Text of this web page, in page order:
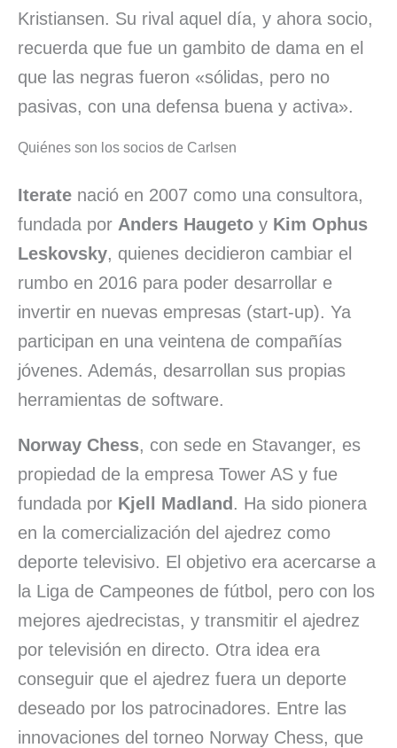
Kristiansen. Su rival aquel día, y ahora socio,
recuerda que fue un gambito de dama en el
que las negras fueron «sólidas, pero no
pasivas, con una defensa buena y activa».
Quiénes son los socios de Carlsen
Iterate nació en 2007 como una consultora,
fundada por Anders Haugeto y Kim Ophus
Leskovsky, quienes decidieron cambiar el
rumbo en 2016 para poder desarrollar e
invertir en nuevas empresas (start-up). Ya
participan en una veintena de compañías
jóvenes. Además, desarrollan sus propias
herramientas de software.
Norway Chess, con sede en Stavanger, es
propiedad de la empresa Tower AS y fue
fundada por Kjell Madland. Ha sido pionera
en la comercialización del ajedrez como
deporte televisivo. El objetivo era acercarse a
la Liga de Campeones de fútbol, pero con los
mejores ajedrecistas, y transmitir el ajedrez
por televisión en directo. Otra idea era
conseguir que el ajedrez fuera un deporte
deseado por los patrocinadores. Entre las
innovaciones del torneo Norway Chess, que